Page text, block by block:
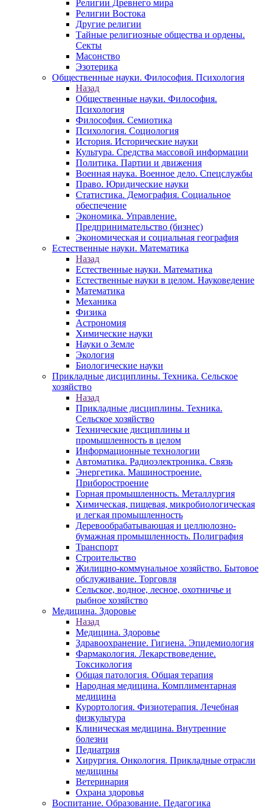
Религии Древнего мира
Религии Востока
Другие религии
Тайные религиозные общества и ордены.
Секты
Масонство
Эзотерика
Общественные науки. Философия. Психология
Назад
Общественные науки. Философия.
Психология
Философия. Семиотика
Психология. Социология
История. Исторические науки
Культура. Средства массовой информации
Политика. Партии и движения
Военная наука. Военное дело. Спецслужбы
Право. Юридические науки
Статистика. Демография. Социальное
обеспечение
Экономика. Управление.
Предпринимательство (бизнес)
Экономическая и социальная география
Естественные науки. Математика
Назад
Естественные науки. Математика
Естественные науки в целом. Науковедение
Математика
Механика
Физика
Астрономия
Химические науки
Науки о Земле
Экология
Биологические науки
Прикладные дисциплины. Техника. Сельское
хозяйство
Назад
Прикладные дисциплины. Техника.
Сельское хозяйство
Технические дисциплины и
промышленность в целом
Информационные технологии
Автоматика. Радиоэлектроника. Связь
Энергетика. Машиностроение.
Приборостроение
Горная промышленность. Металлургия
Химическая, пищевая, микробиологическая
и легкая промышленность
Деревообрабатывающая и целлюлозно-
бумажная промышленность. Полиграфия
Транспорт
Строительство
Жилищно-коммунальное хозяйство. Бытовое
обслуживание. Торговля
Сельское, водное, лесное, охотничье и
рыбное хозяйство
Медицина. Здоровье
Назад
Медицина. Здоровье
Здравоохранение. Гигиена. Эпидемиология
Фармакология. Лекарствоведение.
Токсикология
Общая патология. Общая терапия
Народная медицина. Комплиментарная
медицина
Курортология. Физиотерапия. Лечебная
физкультура
Клиническая медицина. Внутренние
болезни
Педиатрия
Хирургия. Онкология. Прикладные отрасли
медицины
Ветеринария
Охрана здоровья
Воспитание. Образование. Педагогика